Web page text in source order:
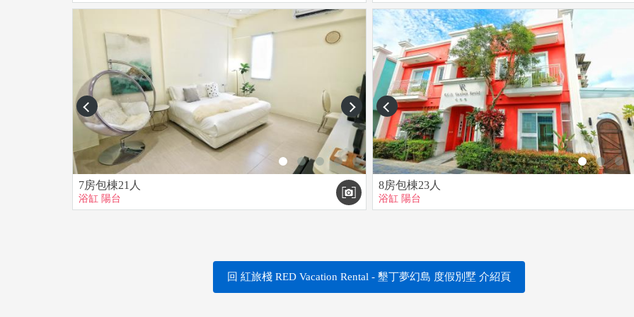
■ 下水前請依身體狀況自行判斷是否適合
■ 請共同維護水池安全與清潔衛生
■ 若未依照使用規定，導致意外或事故發生，責任概由旅客自行負責
■ 本埸域各項設施，請小心愛惜，如有損壞需負責任
■ 若無法配合規定，本旅店有權謝絕住戶使用
prev next
7房包棟21人
浴缸 陽台
prev
8房包棟23人
浴缸 陽台
回 紅旅棧 RED Vacation Rental - 墾丁夢幻島 度假別墅 介紹頁